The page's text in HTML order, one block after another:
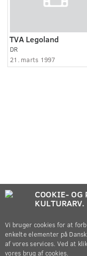
TVA Legoland
DR
21. marts 1997
COOKIE-
KULTURARV.
Vi bruger cookies for at
enkelte elementer på
af vores services. Ved at
vores brug af cookies.